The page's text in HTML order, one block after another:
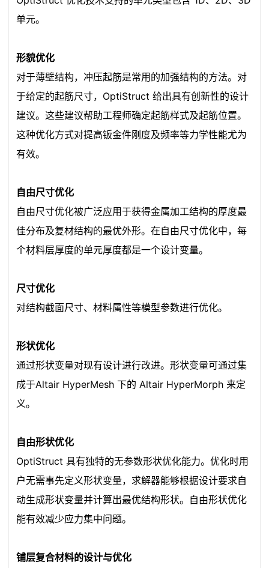
单元。
形貌优化
对于薄壁结构，冲压起筋是常用的加强结构的方法。对
于给定的起筋尺寸，OptiStruct 给出具有创新性的设计
建议。这些建议帮助工程师确定起筋样式及起筋位置。
这种优化方式对提高钣金件刚度及频率等力学性能尤为
有效。
自由尺寸优化
自由尺寸优化被广泛应用于获得金属加工结构的厚度最
佳分布及复材结构的最优外形。在自由尺寸优化中，每
个材料层厚度的单元厚度都是一个设计变量。
尺寸优化
对结构截面尺寸、材料属性等模型参数进行优化。
形状优化
通过形状变量对现有设计进行改进。形状变量可通过集
成于Altair HyperMesh 下的 Altair HyperMorph 来定
义。
自由形状优化
OptiStruct 具有独特的无参数形状优化能力。优化时用
户无需事先定义形状变量，求解器能够根据设计要求自
动生成形状变量并计算出最优结构形状。自由形状优化
能有效减少应力集中问题。
铺层复合材料的设计与优化